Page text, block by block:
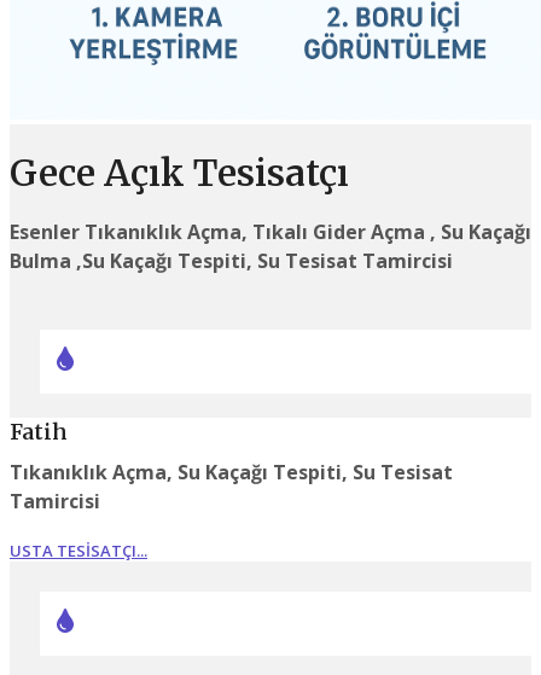
Gece Açık Tesisatçı
Esenler Tıkanıklık Açma, Tıkalı Gider Açma , Su Kaçağı
Bulma ,Su Kaçağı Tespiti, Su Tesisat Tamircisi
Fatih
Tıkanıklık Açma, Su Kaçağı Tespiti, Su Tesisat
Tamircisi
USTA TESISATÇI...